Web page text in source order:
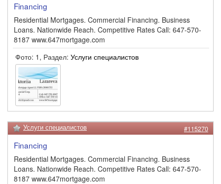
Financing
Residential Mortgages. Commercial Financing. Business
Loans. Nationwide Reach. Competitive Rates Call: 647-570-
8187 www.647mortgage.com
Фото: 1, Раздел: Услуги специалистов
Услуги специалистов #115270
Financing
Residential Mortgages. Commercial Financing. Business
Loans. Nationwide Reach. Competitive Rates Call: 647-570-
8187 www.647mortgage.com